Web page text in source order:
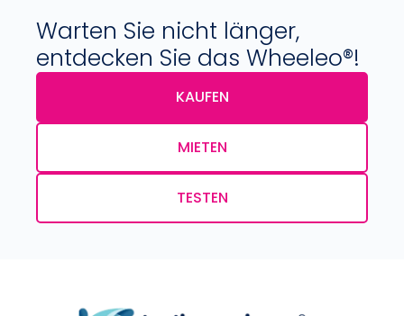
Warten Sie nicht länger,
entdecken Sie das Wheeleo®!
KAUFEN
MIETEN
TESTEN